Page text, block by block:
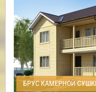
БРУС КАМЕРНОЙ